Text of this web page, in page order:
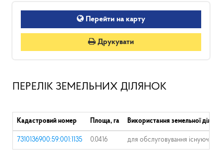
Перейти на карту
Друкувати
ПЕРЕЛІК ЗЕМЕЛЬНИХ ДІЛЯНОК
Кадастровий номер Площа, га Використання земельної
7310136900:59:001:1135 0.0416 для обслуговування